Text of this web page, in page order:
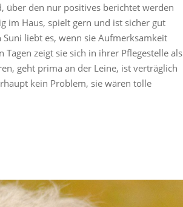
über den nur positives berichtet werden
im Haus, spielt gern und ist sicher gut
liebt es, wenn sie Aufmerksamkeit
zeigt sie sich in ihrer Pflegestelle als
geht prima an der Leine, ist verträglich
kein Problem, sie wären tolle